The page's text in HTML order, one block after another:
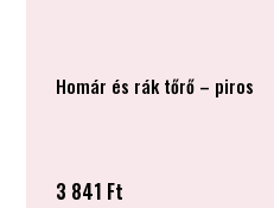
Homár és rák tőrő – piros
3 841 Ft